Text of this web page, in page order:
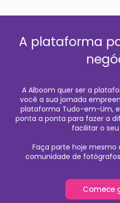
A plataforma
A Alboom quer ser a
você a sua jornada
plataforma Tudo-em-Um,
ponta a ponta para fazer a
facilitar o
Faça parte hoje mesmo
comunidade de
Comece